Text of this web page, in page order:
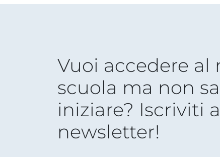
Vuoi accedere al
scuola ma non
iniziare? Iscriviti
newsletter!